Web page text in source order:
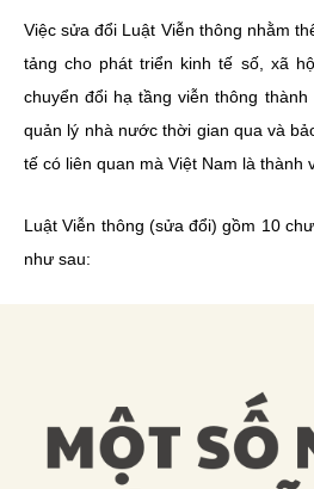
Việc sửa đổi Luật Viễn thông nhằm
tảng cho phát triển kinh tế số, xã
chuyển đổi hạ tầng viễn thông
quản lý nhà nước thời gian qua và
tế có liên quan mà Việt Nam là thành
Luật Viễn thông (sửa đổi) gồm 10
như sau: